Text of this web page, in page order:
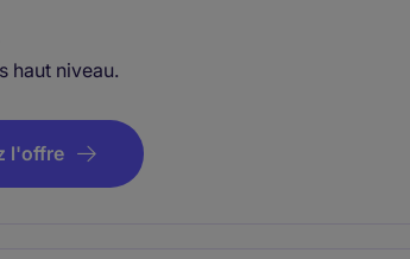
haut niveau.
l'offre